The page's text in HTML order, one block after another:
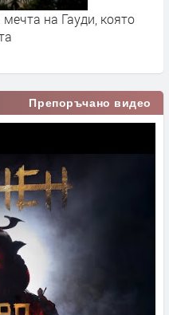
на Гауди, която
Препоръчано видео